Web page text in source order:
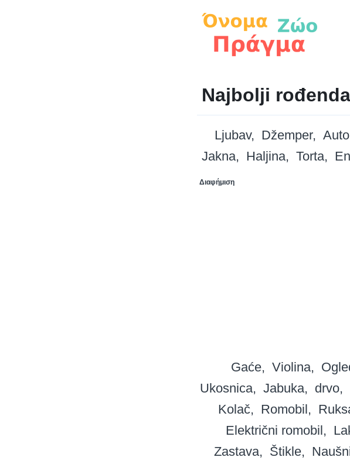
Najbolji
Ljubav Džemper Auto
Jakna
Haljina Torta
Διαφήμιση
Gaće
Violina
Ukosnica
Jabuka drvo
Kolač Romobil
Električni romobil
Zastava
Štikle